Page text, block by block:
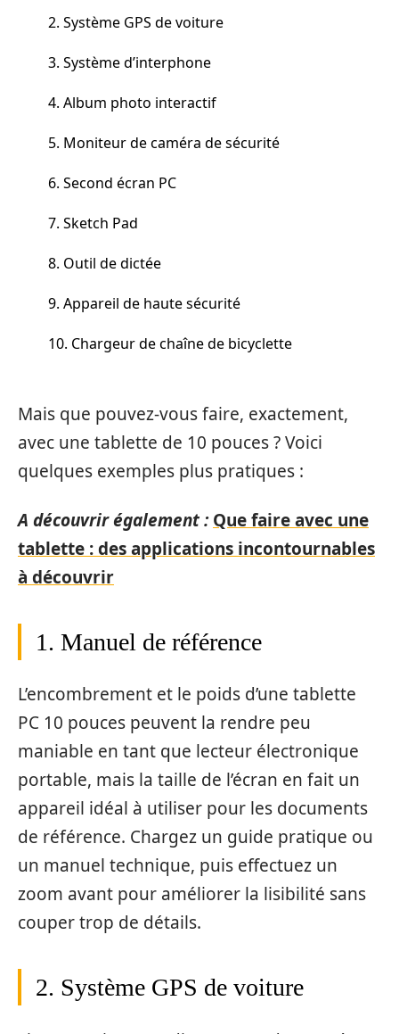
2. Système GPS de voiture
3. Système d’interphone
4. Album photo interactif
5. Moniteur de caméra de sécurité
6. Second écran PC
7. Sketch Pad
8. Outil de dictée
9. Appareil de haute sécurité
10. Chargeur de chaîne de bicyclette
Mais que pouvez-vous faire, exactement,
avec une tablette de 10 pouces ? Voici
quelques exemples plus pratiques :
A découvrir également : Que faire avec une
tablette : des applications incontournables
à découvrir
1. Manuel de référence
L’encombrement et le poids d’une tablette
PC 10 pouces peuvent la rendre peu
maniable en tant que lecteur électronique
portable, mais la taille de l’écran en fait un
appareil idéal à utiliser pour les documents
de référence. Chargez un guide pratique ou
un manuel technique, puis effectuez un
zoom avant pour améliorer la lisibilité sans
couper trop de détails.
2. Système GPS de voiture